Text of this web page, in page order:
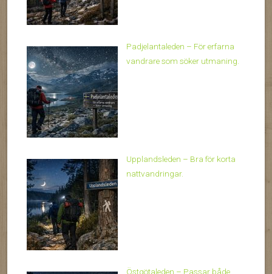
Padjelantaleden – För erfarna
vandrare som söker utmaning.
Upplandsleden – Bra för korta
nattvandringar.
Östgötaleden – Passar både